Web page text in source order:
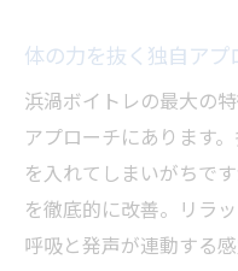
体の力を抜く独自アプ
浜渦ボイトレの最大の
アプローチにあります
を入れてしまいがちで
を徹底的に改善。リラ
呼吸と発声が連動する感